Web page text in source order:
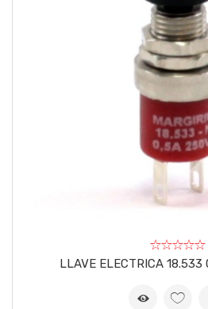
LLAVE ELECTRICA 18.533